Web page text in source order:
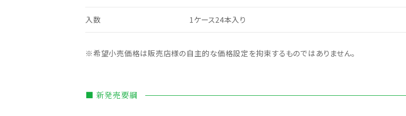
入数 1ケース24本入り
※希望小売価格は販売店様の自主的な価格設定を拘束するものではありません。
■ 新発売要綱